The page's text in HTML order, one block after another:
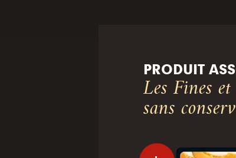
PRODUIT
Les Fines et
sans